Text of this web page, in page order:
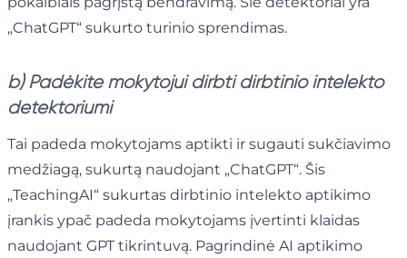
„ChatGPT“ sukurto turinio sprendimas.
b) Padėkite mokytojui dirbti dirbtinio intelekto
detektoriumi
Tai padeda mokytojams aptikti ir sugauti sukčiavimo
medžiagą, sukurtą naudojant „ChatGPT“. Šis
„TeachingAI“ sukurtas dirbtinio intelekto aptikimo
įrankis ypač padeda mokytojams įvertinti klaidas
naudojant GPT tikrintuvą. Pagrindinė AI aptikimo